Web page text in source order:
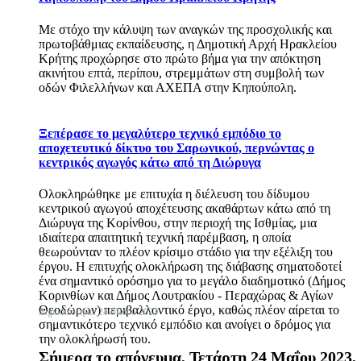
Με στόχο την κάλυψη των αναγκών της προσχολικής και
πρωτοβάθμιας εκπαίδευσης, η Δημοτική Αρχή Ηρακλείου
Κρήτης προχώρησε στο πρώτο βήμα για την απόκτηση
ακινήτου επτά, περίπου, στρεμμάτων στη συμβολή των
οδών Φιλελλήνων και ΑΧΕΠΑ στην Κηπούπολη.
Ξεπέρασε το μεγαλύτερο τεχνικό εμπόδιο το
αποχετευτικό δίκτυο του Σαρωνικού, περνώντας ο
κεντρικός αγωγός κάτω από τη Διώρυγα
Ολοκληρώθηκε με επιτυχία η διέλευση του δίδυμου
κεντρικού αγωγού αποχέτευσης ακαθάρτων κάτω από τη
Διώρυγα της Κορίνθου, στην περιοχή της Ισθμίας, μια
ιδιαίτερα απαιτητική τεχνική παρέμβαση, η οποία
θεωρούνταν το πλέον κρίσιμο στάδιο για την εξέλιξη του
έργου. Η επιτυχής ολοκλήρωση της διάβασης σηματοδοτεί
ένα σημαντικό ορόσημο για το μεγάλο διαδημοτικό (Δήμος
Κορινθίων και Δήμος Λουτρακίου - Περαχώρας & Αγίων
Θεοδώρων) περιβαλλοντικό έργο, καθώς πλέον αίρεται το
σημαντικότερο τεχνικό εμπόδιο και ανοίγει ο δρόμος για
την ολοκλήρωσή του.
Δημοσιεύτηκε: 24 Μαΐου 2023
Σήμερα το απόγευμα, Τετάρτη 24 Μαΐου 2023,